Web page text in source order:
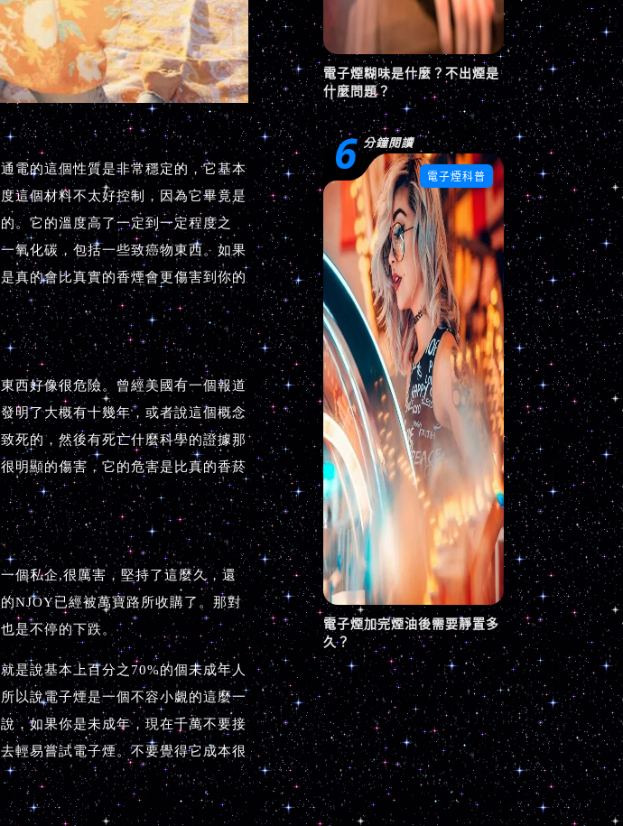
電子煙糊味是什麼？不出煙是
什麼問題？
6 分鐘閱讀 
電子煙科普
電子煙加完煙油後需要靜置多
久？